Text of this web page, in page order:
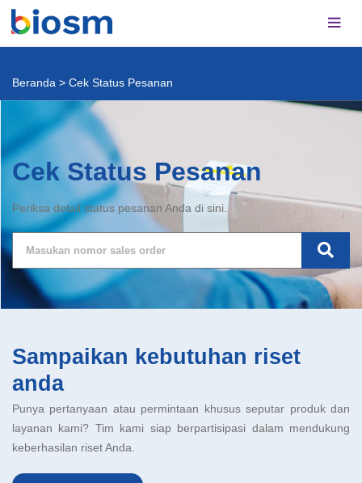
Beranda > Cek Status Pesanan
Cek Status Pesanan
Periksa detail status pesanan Anda di sini.
Sampaikan kebutuhan riset
anda
Punya pertanyaan atau permintaan khusus seputar produk dan
layanan kami? Tim kami siap berpartisipasi dalam mendukung
keberhasilan riset Anda.